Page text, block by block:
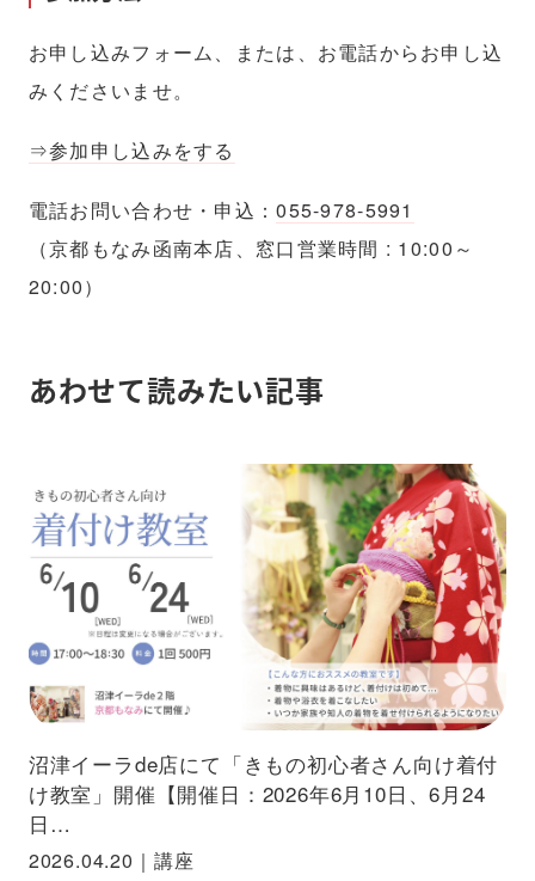
お申し込みフォーム、または、お電話からお申し込
みくださいませ。
⇒参加申し込みをする
電話お問い合わせ・申込：055-978-5991
（京都もなみ函南本店、窓口営業時間 : 10:00～
20:00）
あわせて読みたい記事
沼津イーラde店にて「きもの初心者さん向け着付
け教室」開催【開催日：2026年6月10日、6月24
日…
2026.04.20 ｜ 講座